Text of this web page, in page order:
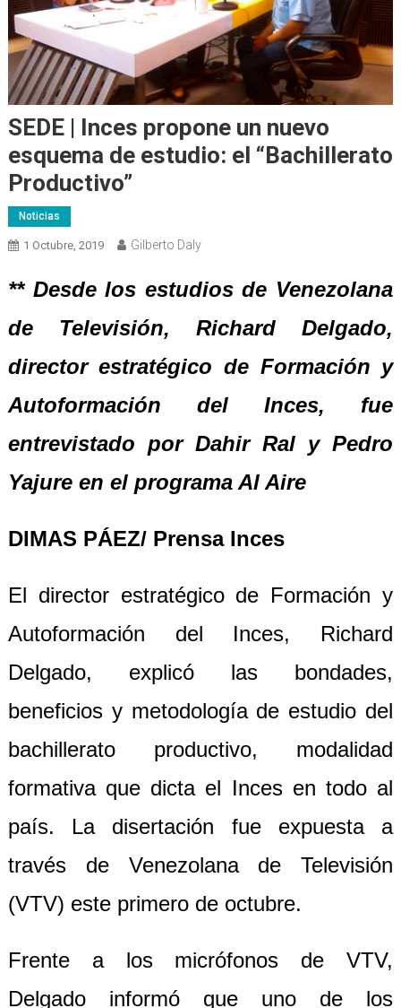
SEDE | Inces propone un nuevo
esquema de estudio: el “Bachillerato
Productivo”
Noticias
1 Octubre, 2019 Gilberto Daly
** Desde los estudios de Venezolana
de Televisión, Richard Delgado,
directorestratégico de Formación y
Autoformación delInces, fue
entrevistado por Dahir Ral y Pedro
Yajure en el programa Al Aire
DIMAS PÁEZ/ Prensa Inces
El director estratégico de Formación y
Autoformación del Inces, Richard
Delgado, explicó las bondades,
beneficios y metodología de estudio del
bachillerato productivo, modalidad
formativa que dicta el Inces en todo al
país. La disertación fue expuesta a
través de Venezolana de Televisión
(VTV) este primero de octubre.
Frente a los micrófonos de VTV,
Delgado informó que uno de los